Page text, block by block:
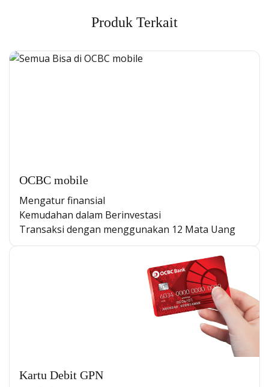
Produk Terkait
OCBC mobile
Mengatur finansial
Kemudahan dalam Berinvestasi
Transaksi dengan menggunakan 12 Mata Uang
Kartu Debit GPN